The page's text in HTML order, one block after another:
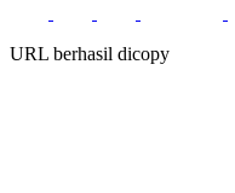
URL berhasil dicopy